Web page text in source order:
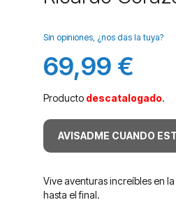
Sin opiniones, ¿nos das la tuya?
69,99 €
Producto descatalogado.
AVISADME CUANDO
Vive aventuras increíbles en
hasta el final.